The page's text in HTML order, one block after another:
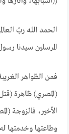
الحمد الله ربّ
المرسلين سيدنا
فمن الظواهر
(المصري) ظاهرة
الأخير، فالزوجة
وطاعتها وخدمتها